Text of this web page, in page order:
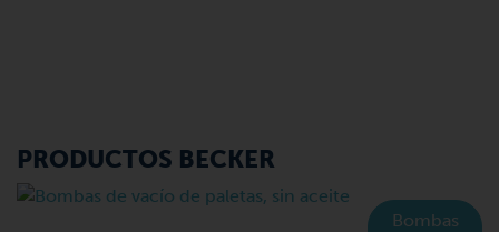
PRODUCTOS BECKER
Bombas